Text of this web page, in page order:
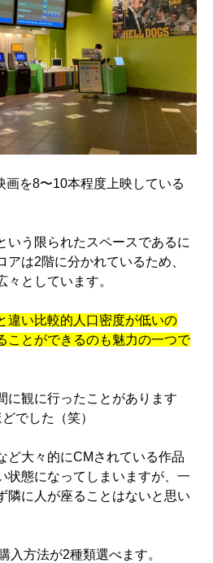
画を8〜10本程度上映している
いう限られたスペースであるに
アは2階に分かれているため、
々としています。
違い比較的人口密度が低いの
ことができるのも魅力の一つで
に観に行ったことがあります
でした（笑）
ど大々的にCMされている作品
状態になってしまいますが、一
隣に人が座ることはないと思い
入方法が2種類選べます。